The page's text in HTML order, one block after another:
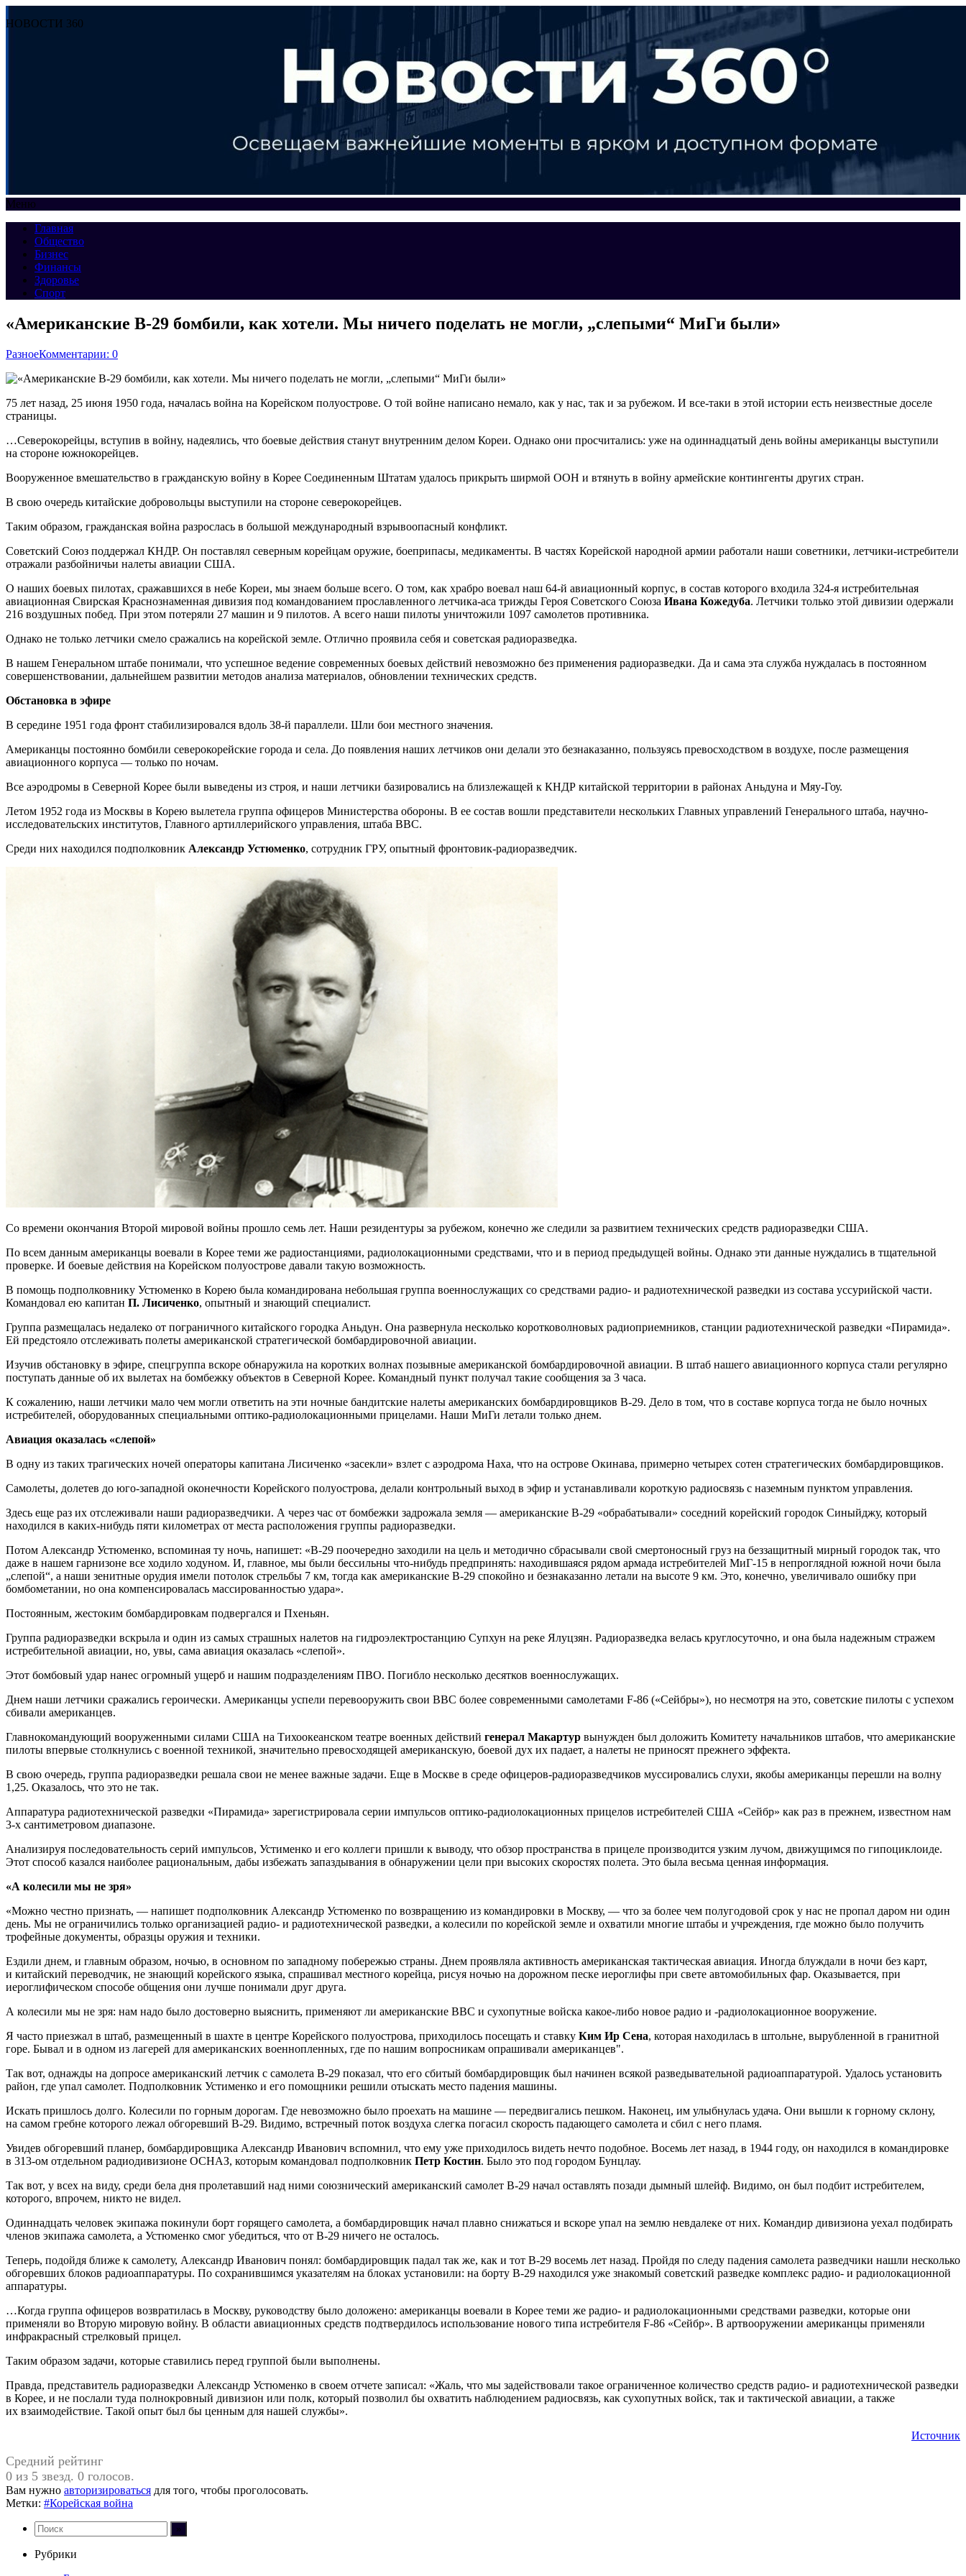
НОВОСТИ 360
Меню
Главная
Общество
Бизнес
Финансы
Здоровье
Спорт
«Американские B-29 бомбили, как хотели. Мы ничего поделать не могли, „слепыми“ МиГи были»
РазноеКомментарии: 0
75 лет назад, 25 июня 1950 года, началась война на Корейском полуострове. О той войне написано немало, как у нас, так и за рубежом. И все-таки в этой истории есть неизвестные доселе
страницы.
…Северокорейцы, вступив в войну, надеялись, что боевые действия станут внутренним делом Кореи. Однако они просчитались: уже на одиннадцатый день войны американцы выступили
на стороне южнокорейцев.
Вооруженное вмешательство в гражданскую войну в Корее Соединенным Штатам удалось прикрыть ширмой ООН и втянуть в войну армейские контингенты других стран.
В свою очередь китайские добровольцы выступили на стороне северокорейцев.
Таким образом, гражданская война разрослась в большой международный взрывоопасный конфликт.
Советский Союз поддержал КНДР. Он поставлял северным корейцам оружие, боеприпасы, медикаменты. В частях Корейской народной армии работали наши советники, летчики-истребители
отражали разбойничьи налеты авиации США.
О наших боевых пилотах, сражавшихся в небе Кореи, мы знаем больше всего. О том, как храбро воевал наш 64-й авиационный корпус, в состав которого входила 324-я истребительная
авиационная Свирская Краснознаменная дивизия под командованием прославленного летчика-аса трижды Героя Советского Союза Ивана Кожедуба. Летчики только этой дивизии одержали
216 воздушных побед. При этом потеряли 27 машин и 9 пилотов. А всего наши пилоты уничтожили 1097 самолетов противника.
Однако не только летчики смело сражались на корейской земле. Отлично проявила себя и советская радиоразведка.
В нашем Генеральном штабе понимали, что успешное ведение современных боевых действий невозможно без применения радиоразведки. Да и сама эта служба нуждалась в постоянном
совершенствовании, дальнейшем развитии методов анализа материалов, обновлении технических средств.
Обстановка в эфире
В середине 1951 года фронт стабилизировался вдоль 38-й параллели. Шли бои местного значения.
Американцы постоянно бомбили северокорейские города и села. До появления наших летчиков они делали это безнаказанно, пользуясь превосходством в воздухе, после размещения
авиационного корпуса — только по ночам.
Все аэродромы в Северной Корее были выведены из строя, и наши летчики базировались на близлежащей к КНДР китайской территории в районах Аньдуна и Мяу-Гоу.
Летом 1952 года из Москвы в Корею вылетела группа офицеров Министерства обороны. В ее состав вошли представители нескольких Главных управлений Генерального штаба, научно-
исследовательских институтов, Главного артиллерийского управления, штаба ВВС.
Среди них находился подполковник Александр Устюменко, сотрудник ГРУ, опытный фронтовик-радиоразведчик.
Со времени окончания Второй мировой войны прошло семь лет. Наши резидентуры за рубежом, конечно же следили за развитием технических средств радиоразведки США.
По всем данным американцы воевали в Корее теми же радиостанциями, радиолокационными средствами, что и в период предыдущей войны. Однако эти данные нуждались в тщательной
проверке. И боевые действия на Корейском полуострове давали такую возможность.
В помощь подполковнику Устюменко в Корею была командирована небольшая группа военнослужащих со средствами радио- и радиотехнической разведки из состава уссурийской части.
Командовал ею капитан П. Лисиченко, опытный и знающий специалист.
Группа размещалась недалеко от пограничного китайского городка Аньдун. Она развернула несколько коротковолновых радиоприемников, станции радиотехнической разведки «Пирамида».
Ей предстояло отслеживать полеты американской стратегической бомбардировочной авиации.
Изучив обстановку в эфире, спецгруппа вскоре обнаружила на коротких волнах позывные американской бомбардировочной авиации. В штаб нашего авиационного корпуса стали регулярно
поступать данные об их вылетах на бомбежку объектов в Северной Корее. Командный пункт получал такие сообщения за 3 часа.
К сожалению, наши летчики мало чем могли ответить на эти ночные бандитские налеты американских бомбардировщиков B-29. Дело в том, что в составе корпуса тогда не было ночных
истребителей, оборудованных специальными оптико-радиолокационными прицелами. Наши МиГи летали только днем.
Авиация оказалась «слепой»
В одну из таких трагических ночей операторы капитана Лисиченко «засекли» взлет с аэродрома Наха, что на острове Окинава, примерно четырех сотен стратегических бомбардировщиков.
Самолеты, долетев до юго-западной оконечности Корейского полуострова, делали контрольный выход в эфир и устанавливали короткую радиосвязь с наземным пунктом управления.
Здесь еще раз их отслеживали наши радиоразведчики. А через час от бомбежки задрожала земля — американские B-29 «обрабатывали» соседний корейский городок Синыйджу, который
находился в каких-нибудь пяти километрах от места расположения группы радиоразведки.
Потом Александр Устюменко, вспоминая ту ночь, напишет: «B-29 поочередно заходили на цель и методично сбрасывали свой смертоносный груз на беззащитный мирный городок так, что
даже в нашем гарнизоне все ходило ходуном. И, главное, мы были бессильны что-нибудь предпринять: находившаяся рядом армада истребителей МиГ-15 в непроглядной южной ночи была
„слепой“, а наши зенитные орудия имели потолок стрельбы 7 км, тогда как американские B-29 спокойно и безнаказанно летали на высоте 9 км. Это, конечно, увеличивало ошибку при
бомбометании, но она компенсировалась массированностью удара».
Постоянным, жестоким бомбардировкам подвергался и Пхеньян.
Группа радиоразведки вскрыла и один из самых страшных налетов на гидроэлектростанцию Супхун на реке Ялуцзян. Радиоразведка велась круглосуточно, и она была надежным стражем
истребительной авиации, но, увы, сама авиация оказалась «слепой».
Этот бомбовый удар нанес огромный ущерб и нашим подразделениям ПВО. Погибло несколько десятков военнослужащих.
Днем наши летчики сражались героически. Американцы успели перевооружить свои ВВС более современными самолетами F-86 («Сейбры»), но несмотря на это, советские пилоты с успехом
сбивали американцев.
Главнокомандующий вооруженными силами США на Тихоокеанском театре военных действий генерал Макартур вынужден был доложить Комитету начальников штабов, что американские
пилоты впервые столкнулись с военной техникой, значительно превосходящей американскую, боевой дух их падает, а налеты не приносят прежнего эффекта.
В свою очередь, группа радиоразведки решала свои не менее важные задачи. Еще в Москве в среде офицеров-радиоразведчиков муссировались слухи, якобы американцы перешли на волну
1,25. Оказалось, что это не так.
Аппаратура радиотехнической разведки «Пирамида» зарегистрировала серии импульсов оптико-радиолокационных прицелов истребителей США «Сейбр» как раз в прежнем, известном нам
3-х сантиметровом диапазоне.
Анализируя последовательность серий импульсов, Устименко и его коллеги пришли к выводу, что обзор пространства в прицеле производится узким лучом, движущимся по гипоциклоиде.
Этот способ казался наиболее рациональным, дабы избежать запаздывания в обнаружении цели при высоких скоростях полета. Это была весьма ценная информация.
«А колесили мы не зря»
«Можно честно признать, — напишет подполковник Александр Устюменко по возвращению из командировки в Москву, — что за более чем полугодовой срок у нас не пропал даром ни один
день. Мы не ограничились только организацией радио- и радиотехнической разведки, а колесили по корейской земле и охватили многие штабы и учреждения, где можно было получить
трофейные документы, образцы оружия и техники.
Ездили днем, и главным образом, ночью, в основном по западному побережью страны. Днем проявляла активность американская тактическая авиация. Иногда блуждали в ночи без карт,
и китайский переводчик, не знающий корейского языка, спрашивал местного корейца, рисуя ночью на дорожном песке иероглифы при свете автомобильных фар. Оказывается, при
иероглифическом способе общения они лучше понимали друг друга.
А колесили мы не зря: нам надо было достоверно выяснить, применяют ли американские ВВС и сухопутные войска какое-либо новое радио и -радиолокационное вооружение.
Я часто приезжал в штаб, размещенный в шахте в центре Корейского полуострова, приходилось посещать и ставку Ким Ир Сена, которая находилась в штольне, вырубленной в гранитной
горе. Бывал и в одном из лагерей для американских военнопленных, где по нашим вопросникам опрашивали американцев".
Так вот, однажды на допросе американский летчик с самолета B-29 показал, что его сбитый бомбардировщик был начинен всякой разведывательной радиоаппаратурой. Удалось установить
район, где упал самолет. Подполковник Устименко и его помощники решили отыскать место падения машины.
Искать пришлось долго. Колесили по горным дорогам. Где невозможно было проехать на машине — передвигались пешком. Наконец, им улыбнулась удача. Они вышли к горному склону,
на самом гребне которого лежал обгоревший B-29. Видимо, встречный поток воздуха слегка погасил скорость падающего самолета и сбил с него пламя.
Увидев обгоревший планер, бомбардировщика Александр Иванович вспомнил, что ему уже приходилось видеть нечто подобное. Восемь лет назад, в 1944 году, он находился в командировке
в 313-ом отдельном радиодивизионе ОСНАЗ, которым командовал подполковник Петр Костин. Было это под городом Бунцлау.
Так вот, у всех на виду, среди бела дня пролетавший над ними союзнический американский самолет B-29 начал оставлять позади дымный шлейф. Видимо, он был подбит истребителем,
которого, впрочем, никто не видел.
Одиннадцать человек экипажа покинули борт горящего самолета, а бомбардировщик начал плавно снижаться и вскоре упал на землю невдалеке от них. Командир дивизиона уехал подбирать
членов экипажа самолета, а Устюменко смог убедиться, что от B-29 ничего не осталось.
Теперь, подойдя ближе к самолету, Александр Иванович понял: бомбардировщик падал так же, как и тот B-29 восемь лет назад. Пройдя по следу падения самолета разведчики нашли несколько
обгоревших блоков радиоаппаратуры. По сохранившимся указателям на блоках установили: на борту B-29 находился уже знакомый советский разведке комплекс радио- и радиолокационной
аппаратуры.
…Когда группа офицеров возвратилась в Москву, руководству было доложено: американцы воевали в Корее теми же радио- и радиолокационными средствами разведки, которые они
применяли во Вторую мировую войну. В области авиационных средств подтвердилось использование нового типа истребителя F-86 «Сейбр». В артвооружении американцы применяли
инфракрасный стрелковый прицел.
Таким образом задачи, которые ставились перед группой были выполнены.
Правда, представитель радиоразведки Александр Устюменко в своем отчете записал: «Жаль, что мы задействовали такое ограниченное количество средств радио- и радиотехнической разведки
в Корее, и не послали туда полнокровный дивизион или полк, который позволил бы охватить наблюдением радиосвязь, как сухопутных войск, так и тактической авиации, а также
их взаимодействие. Такой опыт был бы ценным для нашей службы».
Источник
Средний рейтинг
0 из 5 звезд. 0 голосов.
Вам нужно авторизироваться для того, чтобы проголосовать.
Метки: #Корейская война
Рубрики